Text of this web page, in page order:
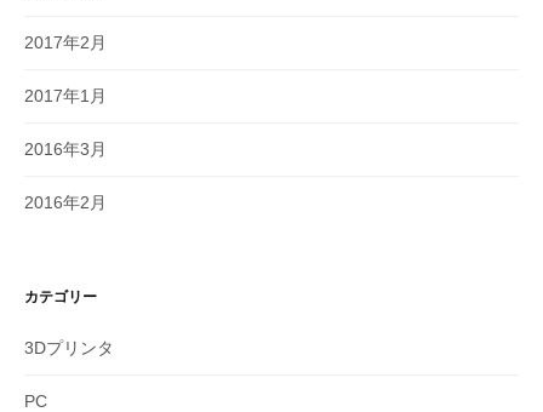
2017年2月
2017年1月
2016年3月
2016年2月
カテゴリー
3Dプリンタ
PC